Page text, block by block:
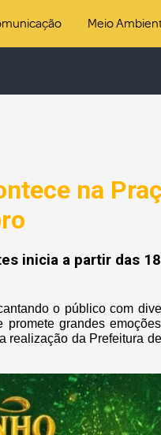
Meio
na
inicia a partir das
o público com
promete grandes
realização da Prefeitura